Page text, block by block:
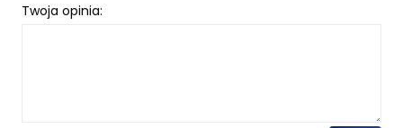
Twoja opinia: